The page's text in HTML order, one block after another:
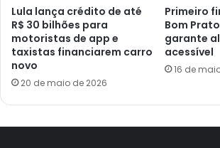
Lula lança crédito de até
R$ 30 bilhões para
motoristas de app e
taxistas financiarem carro
novo
20 de maio de 2026
Primeiro
Bom
garante
acessível
16 de